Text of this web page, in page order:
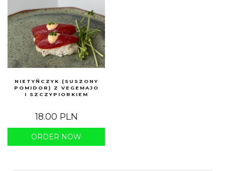
NIETYŃCZYK (SUSZONY
POMIDOR) Z VEGEMAJO
I SZCZYPIORKIEM
18.00 PLN
ORDER NOW